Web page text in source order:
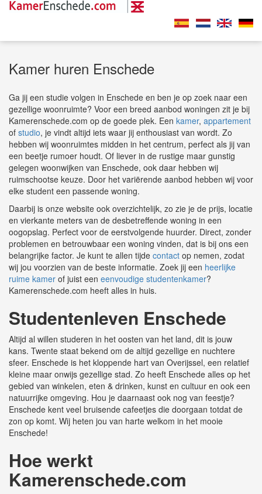
Kamer huren Enschede
Ga jij een studie volgen in Enschede en ben je op zoek naar een
gezellige woonruimte? Voor een breed aanbod woningen zit je bij
Kamerenschede.com op de goede plek. Een kamer, appartement
of studio, je vindt altijd iets waar jij enthousiast van wordt. Zo
hebben wij woonruimtes midden in het centrum, perfect als jij van
een beetje rumoer houdt. Of liever in de rustige maar gunstig
gelegen woonwijken van Enschede, ook daar hebben wij
ruimschootse keuze. Door het variërende aanbod hebben wij voor
elke student een passende woning.
Daarbij is onze website ook overzichtelijk, zo zie je de prijs, locatie
en vierkante meters van de desbetreffende woning in een
oogopslag. Perfect voor de eerstvolgende huurder. Direct, zonder
problemen en betrouwbaar een woning vinden, dat is bij ons een
belangrijke factor. Je kunt te allen tijde contact op nemen, zodat
wij jou voorzien van de beste informatie. Zoek jij een heerlijke
ruime kamer of juist een eenvoudige studentenkamer?
Kamerenschede.com heeft alles in huis.
Studentenleven Enschede
Altijd al willen studeren in het oosten van het land, dit is jouw
kans. Twente staat bekend om de altijd gezellige en nuchtere
sfeer. Enschede is het kloppende hart van Overijssel, een relatief
kleine maar onwijs gezellige stad. Zo heeft Enschede alles op het
gebied van winkelen, eten & drinken, kunst en cultuur en ook een
natuurrijke omgeving. Hou je daarnaast ook nog van feestje?
Enschede kent veel bruisende cafeetjes die doorgaan totdat de
zon op komt. Wij heten jou van harte welkom in het mooie
Enschede!
Hoe werkt
Kamerenschede.com